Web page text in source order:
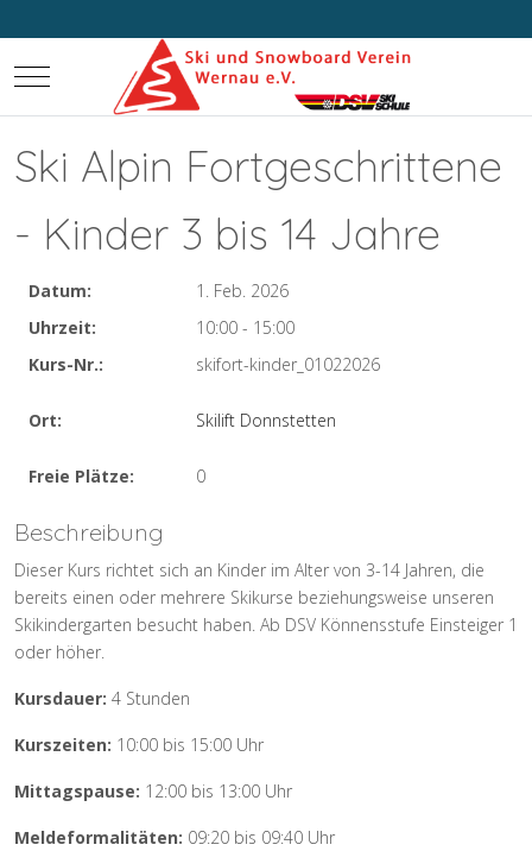
Mobile Menu Toggle
Ski Alpin Fortgeschrittene
- Kinder 3 bis 14 Jahre
Datum:
1. Feb. 2026
Uhrzeit:
10:00 - 15:00
Kurs-Nr.:
skifort-kinder_01022026
Ort: Skilift Donnstetten
Freie Plätze: 0
Beschreibung
Dieser Kurs richtet sich an Kinder im Alter von 3-14 Jahren, die
bereits einen oder mehrere Skikurse beziehungsweise unseren
Skikindergarten besucht haben. Ab DSV Könnensstufe Einsteiger 1
oder höher.
Kursdauer: 4 Stunden
Kurszeiten: 10:00 bis 15:00 Uhr
Mittagspause: 12:00 bis 13:00 Uhr
Meldeformalitäten: 09:20 bis 09:40 Uhr